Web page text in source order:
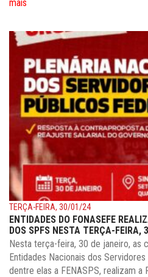
mais
TERÇA-FEIRA, 30/01/24
ENTIDADES DO FONASEFE
DOS SPFS NESTA TERÇA-FEIRA,
Nesta terça-feira, 30 de janeiro, as
Entidades Nacionais dos
dentre elas a FENASPS, realizam a